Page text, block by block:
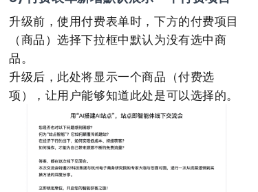
升级前，使用付费表单时，下方的付费项目
（商品）选择下拉框中默认为没有选中商
品。
升级后，此处将显示一个商品（付费选
项），让用户能够知道此处是可以选择的。